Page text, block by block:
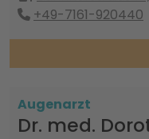
+49-7161-920440
Augenarzt
Dr. med.